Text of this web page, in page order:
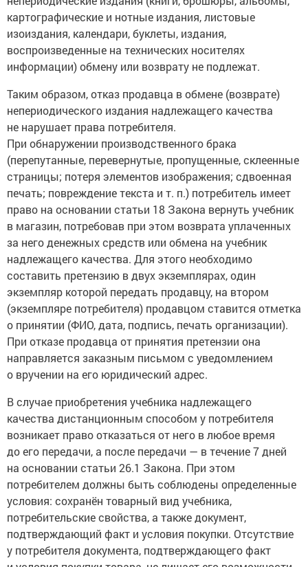
картографические и нотные издания, листовые
изоиздания, календари, буклеты, издания,
воспроизведенные на технических носителях
информации) обмену или возврату не подлежат.
Таким образом, отказ продавца в обмене (возврате)
непериодического издания надлежащего качества
не нарушает права потребителя.
При обнаружении производственного брака
(перепутанные, перевернутые, пропущенные, склеенные
страницы; потеря элементов изображения; сдвоенная
печать; повреждение текста и т. п.) потребитель имеет
право на основании статьи 18 Закона вернуть учебник
в магазин, потребовав при этом возврата уплаченных
за него денежных средств или обмена на учебник
надлежащего качества. Для этого необходимо
составить претензию в двух экземплярах, один
экземпляр которой передать продавцу, на втором
(экземпляре потребителя) продавцом ставится отметка
о принятии (ФИО, дата, подпись, печать организации).
При отказе продавца от принятия претензии она
направляется заказным письмом с уведомлением
о вручении на его юридический адрес.
В случае приобретения учебника надлежащего
качества дистанционным способом у потребителя
возникает право отказаться от него в любое время
до его передачи, а после передачи — в течение 7 дней
на основании статьи 26.1 Закона. При этом
потребителем должны быть соблюдены определенные
условия: сохранён товарный вид учебника,
потребительские свойства, а также документ,
подтверждающий факт и условия покупки. Отсутствие
у потребителя документа, подтверждающего факт